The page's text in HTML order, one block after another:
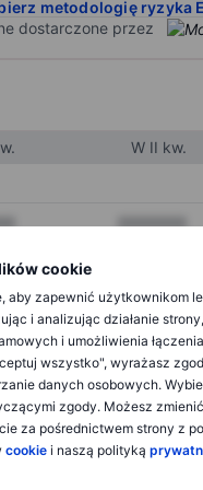
cookie
aby zapewnić użytkownikom
i analizując działanie
i umożliwienia
wszystko", wyrażasz
danych osobowych.
zgody. Możesz
za pośrednictwem strony z
cookie i naszą polityką
metodologię ryzyka
dostarczone przez
W II kw.
XXXXXXX
XXXXXXX
XXXXXXX